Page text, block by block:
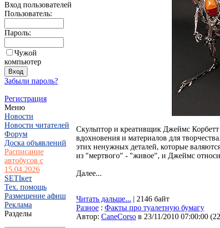
Вход пользователей
Пользователь:
Пароль:
Чужой
компьютер
Забыли пароль?
Регистрация
Меню
Новости
Новости читателей
Форум
Доска объявлений
Расписание
автобусов с
15.04.2026
SETIкет
Тех. помощь
Размещение афиш
Реклама
Разделы
Скульптор и креативщик Джеймс Корбетт
вдохновения и материалов для
этих ненужных деталей, которые
из "мертвого" - "живое", и Джеймс
Далее...
Читать дальше... | 2146 байт
Разное : Факты про туалетную бумагу
Автор: CaneCorso в 23/11/2010 07:00:00 (